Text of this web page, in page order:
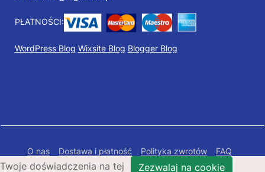
PŁATNOŚCI:
WordPress Blog Wixsite Blog Blogger Blog
O nas Dostawa i płatność Polityka zwrotów
FAQ
Polityka prywatności
Mapa Strony
Twoje doświadczenia na tej Zezwalaj na cookie